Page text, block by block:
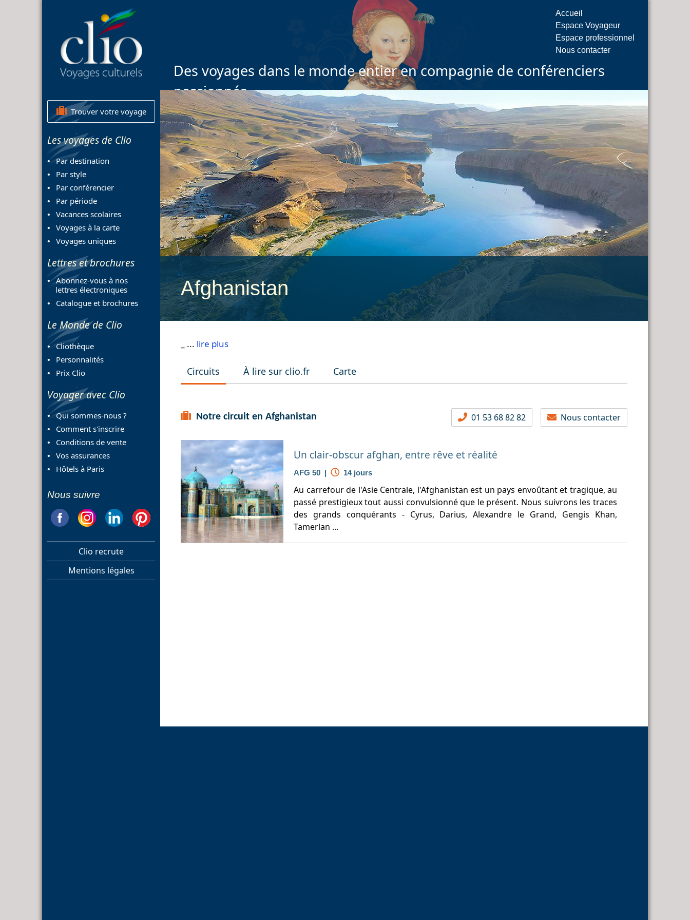
Accueil
Espace Voyageur
Espace professionnel
Nous contacter
Des voyages dans le monde entier en compagnie de conférenciers
passionnés
Trouver votre voyage
Les voyages de Clio
Par destination
Par style
Par conférencier
Par période
Vacances scolaires
Voyages à la carte
Voyages uniques
Lettres et brochures
Abonnez-vous à nos
lettres électroniques
Catalogue et brochures
Le Monde de Clio
Cliothèque
Personnalités
Prix Clio
Voyager avec Clio
Qui sommes-nous ?
Comment s'inscrire
Conditions de vente
Vos assurances
Hôtels à Paris
Nous suivre
Clio recrute
Mentions légales
Afghanistan
_ ... lire plus
Circuits À lire sur clio.fr Carte
01 53 68 82 82 Nous contacter
Notre circuit en Afghanistan
Un clair-obscur afghan, entre rêve et réalité
AFG 50 | 14 jours
Au carrefour de l'Asie Centrale, l'Afghanistan est un pays envoûtant et tragique, au
passé prestigieux tout aussi convulsionné que le présent. Nous suivrons les traces
des grands conquérants - Cyrus, Darius, Alexandre le Grand, Gengis Khan,
Tamerlan ...